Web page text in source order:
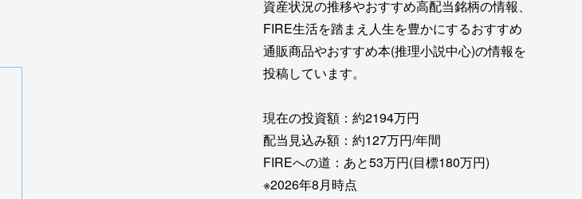
資産状況の推移やおすすめ高配当銘柄の情報、
FIRE生活を踏まえ人生を豊かにするおすすめ
通販商品やおすすめ本(推理小説中心)の情報を
投稿しています。
現在の投資額：約2194万円
配当見込み額：約127万円/年間
FIREへの道：あと53万円(目標180万円)
※2026年8月時点